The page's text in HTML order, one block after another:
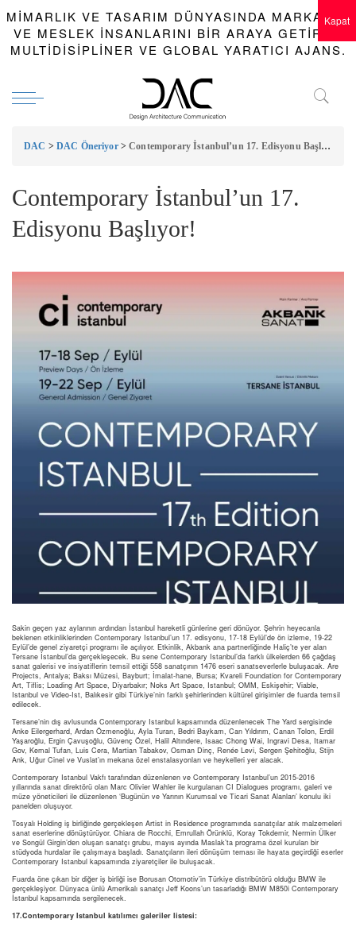
MIMARLIK VE TASARIM DÜNYASINDA MARKALAR
VE MESLEK INSANLARINI BIR ARAYA GETIREN
MULTIDISIPLINER VE GLOBAL YARATICI AJANS.
DAC > DAC Öneriyor>Contemporary İstanbul’un 17. Edisyonu Başlıyor!
Contemporary İstanbul’un 17.
Edisyonu Başlıyor!
Sakin geçen yaz aylarının ardından İstanbul hareketli günlerine geri dönüyor. Şehrin heyecanla
beklenen etkinliklerinden Contemporary Istanbul’un 17. edisyonu, 17-18 Eylül’de ön izleme, 19-22
Eylül’de genel ziyaretçi programı ile açılıyor. Etkinlik, Akbank ana partnerliğinde Haliç’te yer alan
Tersane İstanbul’da gerçekleşecek. Bu sene Contemporary Istanbul’da farklı ülkelerden 66 çağdaş
sanat galerisi ve insiyatiflerin temsil ettiği 558 sanatçının 1476 eseri sanatseverlerle buluşacak. Are
Projects, Antalya; Baksı Müzesi, Bayburt; İmalat-hane, Bursa; Kvareli Foundation for Contemporary
Art, Tiflis; Loading Art Space, Diyarbakır; Noks Art Space, Istanbul; OMM, Eskişehir; Viable,
Istanbul ve Video-Ist, Balıkesir gibi Türkiye’nin farklı şehirlerinden kültürel girişimler de fuarda temsil
edilecek.
Tersane’nin dış avlusunda Contemporary Istanbul kapsamında düzenlenecek The Yard sergisinde
Anke Eilergerhard, Ardan Özmenoğlu, Ayla Turan, Bedri Baykam, Can Yıldırım, Canan Tolon, Erdil
Yaşaroğlu, Ergin Çavuşoğlu, Güvenç Özel, Halil Altındere, Isaac Chong Wai, Ingravi Desa, Itamar
Gov, Kemal Tufan, Luis Cera, Martian Tabakov, Osman Dinç, Renée Levi, Sergen Şehitoğlu, Stijn
Ank, Uğur Cinel ve Vuslat’ın mekana özel enstalasyonları ve heykelleri yer alacak.
Contemporary Istanbul Vakfı tarafından düzenlenen ve Contemporary Istanbul’un 2015-2016
yıllarında sanat direktörü olan Marc Olivier Wahler ile kurgulanan CI Dialogues programı, galeri ve
müze yöneticileri ile düzenlenen ‘Bugünün ve Yarının Kurumsal ve Ticari Sanat Alanları’ konulu iki
panelden oluşuyor.
Tosyalı Holding iş birliğinde gerçekleşen Artist in Residence programında sanatçılar atık malzemeleri
sanat eserlerine dönüştürüyor. Chiara de Rocchi, Emrullah Örünklü, Koray Tokdemir, Nermin Ülker
ve Songül Girgin’den oluşan sanatçı grubu, mayıs ayında Maslak’ta programa özel kurulan bir
stüdyoda hurdalar ile çalışmaya başladı. Sanatçıların ileri dönüşüm teması ile hayata geçirdiği eserler
Contemporary Istanbul kapsamında ziyaretçiler ile buluşacak.
Fuarda öne çıkan bir diğer iş birliği ise Borusan Otomotiv’in Türkiye distribütörü olduğu BMW ile
gerçekleşiyor. Dünyaca ünlü Amerikalı sanatçı Jeff Koons’un tasarladığı BMW M850i Contemporary
İstanbul kapsamında sergilenecek.
17.Contemporary Istanbul katılımcı galeriler listesi:
Kapat